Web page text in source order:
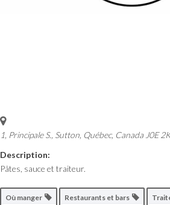
1, Principale S. Sutton, Québec, Canada J0E
Description:
Pâtes, sauce et traiteur.
Où manger Restaurants et bars